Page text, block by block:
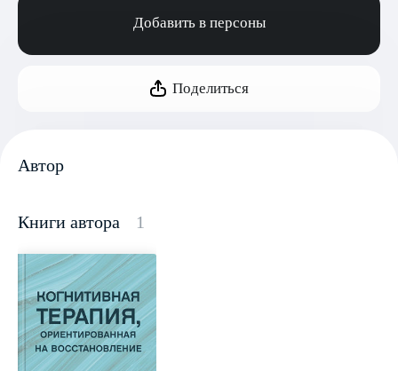
Добавить в персоны
Поделиться
Автор
Книги автора 1